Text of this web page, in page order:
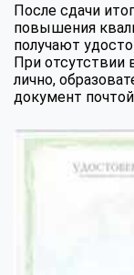
После сдачи
повышения
получают
При отсутствии
лично,
документ